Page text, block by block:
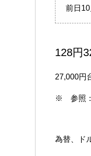
前日
128円
27,000円
※ 参照：
為替、ド